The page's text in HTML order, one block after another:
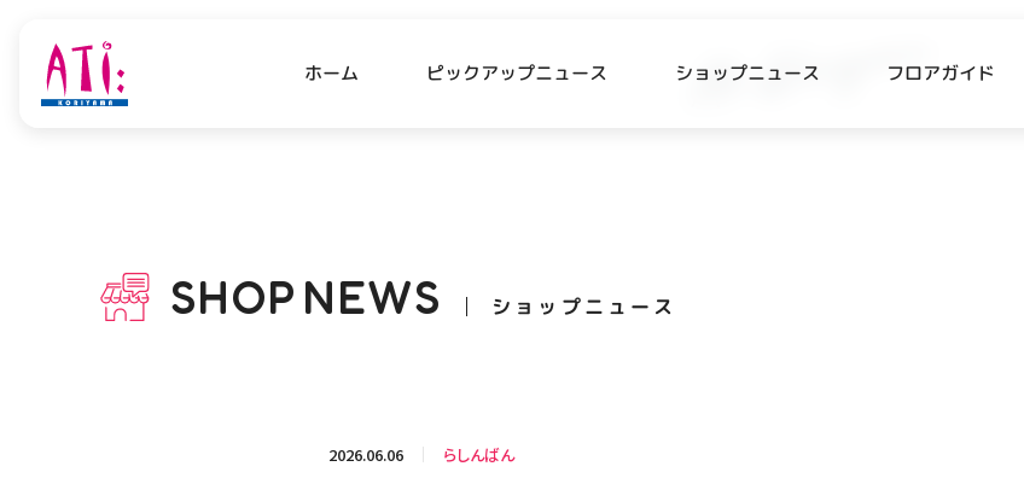
ホーム ピックアップニュース ショップニュース フロアガイド
SHOP NEWS ショップニュース
2026.06.06 らしんばん